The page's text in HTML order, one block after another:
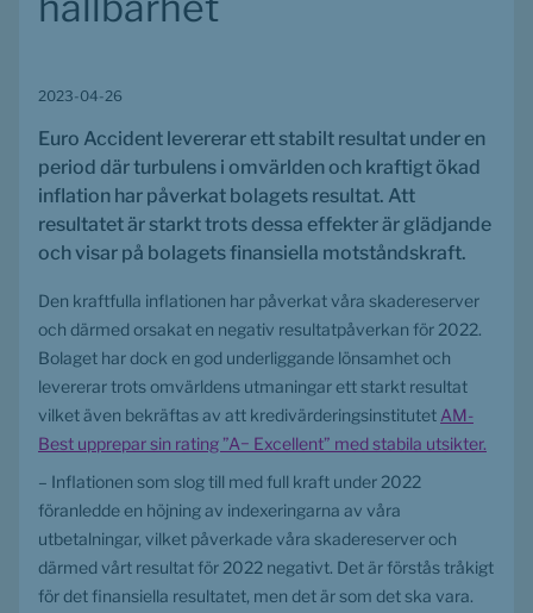
2023-04-26
Euro Accident levererar ett stabilt resultat under en
period där turbulens i omvärlden och kraftigt ökad
inflation har påverkat bolagets resultat. Att
resultatet är starkt trots dessa effekter är glädjande
och visar på bolagets finansiella motståndskraft.
Den kraftfulla inflationen har påverkat våra skadereserver
och därmed orsakat en negativ resultatpåverkan för 2022.
Bolaget har dock en god underliggande lönsamhet och
levererar trots omvärldens utmaningar ett starkt resultat
vilket även bekräftas av att kredivärderingsinstitutet AM-
Best upprepar sin rating ”A− Excellent” med stabila utsikter.
– Inflationen som slog till med full kraft under 2022
föranledde en höjning av indexeringarna av våra
utbetalningar, vilket påverkade våra skadereserver och
därmed vårt resultat för 2022 negativt. Det är förstås tråkigt
för det finansiella resultatet, men det är som det ska vara.